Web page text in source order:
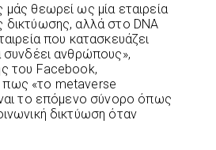
θεωρεί ως μία εταιρεία
δικτύωσης, αλλά στο DNA
που κατασκευάζει
συνδέει ανθρώπους»,
του Facebook,
«το metaverse
το επόμενο σύνορο όπως
δικτύωση όταν